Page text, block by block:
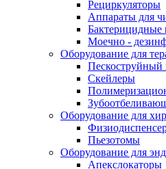
Рециркуляторы
Аппараты для
Бактерицидные
Моечно -
Оборудование для
Пескоструйный
Скейлеры
Оборудование для
Пьезотомы
Оборудование для
Апекслокаторы